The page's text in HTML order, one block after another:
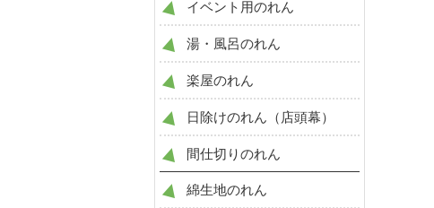
イベント用のれん
湯・風呂のれん
楽屋のれん
日除けのれん（店頭幕）
間仕切りのれん
綿生地のれん